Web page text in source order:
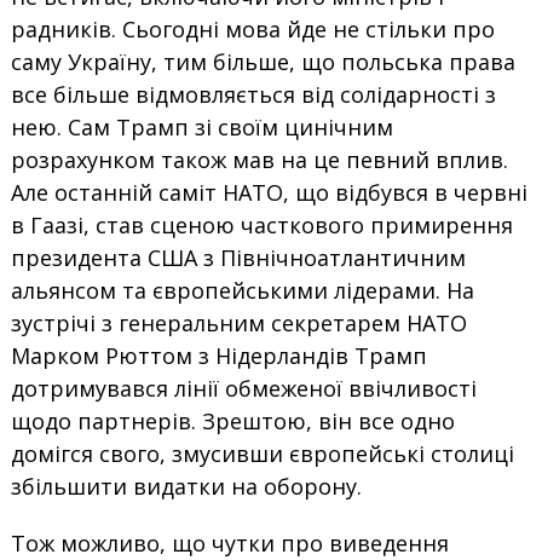
радників. Сьогодні мова йде не стільки про
саму Україну, тим більше, що польська права
все більше відмовляється від солідарності з
нею. Сам Трамп зі своїм цинічним
розрахунком також мав на це певний вплив.
Але останній саміт НАТО, що відбувся в червні
в Гаазі, став сценою часткового примирення
президента США з Північноатлантичним
альянсом та європейськими лідерами. На
зустрічі з генеральним секретарем НАТО
Марком Рюттом з Нідерландів Трамп
дотримувався лінії обмеженої ввічливості
щодо партнерів. Зрештою, він все одно
домігся свого, змусивши європейські столиці
збільшити видатки на оборону.
Тож можливо, що чутки про виведення